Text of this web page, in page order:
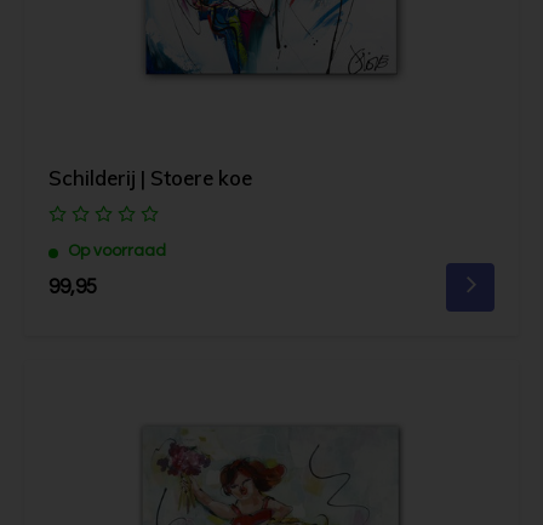
Schilderij | Stoere koe
Op voorraad
99,95